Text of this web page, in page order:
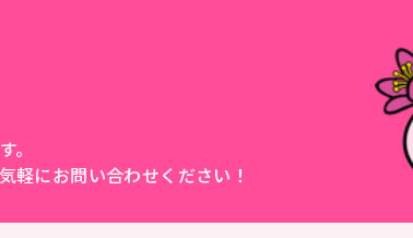
。
軽にお問い合わせください！